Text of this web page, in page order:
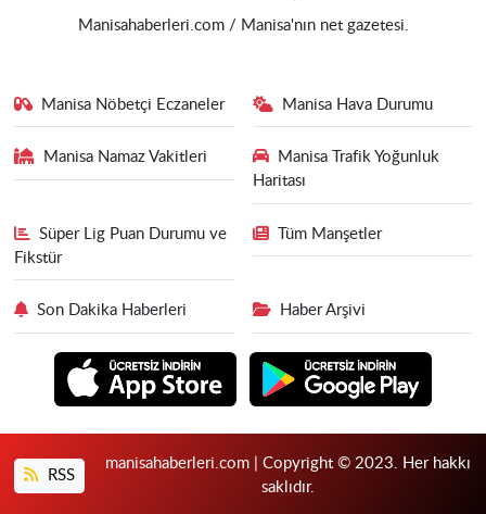
Manisahaberleri.com / Manisa'nın net gazetesi.
Manisa Nöbetçi Eczaneler Manisa Hava Durumu
Manisa Namaz Vakitleri
Manisa Trafik Yoğunluk
Haritası
Süper Lig Puan Durumu ve
Fikstür
Tüm Manşetler
Son Dakika Haberleri Haber Arşivi
RSS
manisahaberleri.com | Copyright © 2023. Her hakkı
saklıdır.